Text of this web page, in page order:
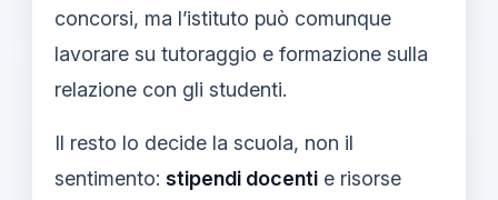
concorsi, ma l’istituto può comunque
lavorare su tutoraggio e formazione sulla
relazione con gli studenti.
Il resto lo decide la scuola, non il
sentimento: stipendi docenti e risorse